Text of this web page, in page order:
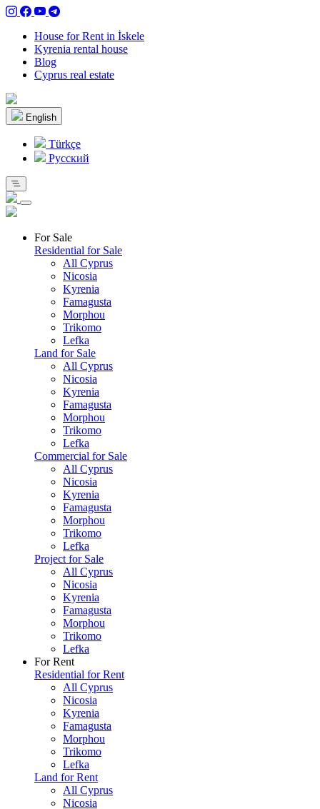
House for Rent in İskele
Kyrenia rental house
Blog
Cyprus real estate
English
Türkçe
Pусский
For Sale
Residential for Sale
All Cyprus
Nicosia
Kyrenia
Famagusta
Morphou
Trikomo
Lefka
Land for Sale
All Cyprus
Nicosia
Kyrenia
Famagusta
Morphou
Trikomo
Lefka
Commercial for Sale
All Cyprus
Nicosia
Kyrenia
Famagusta
Morphou
Trikomo
Lefka
Project for Sale
All Cyprus
Nicosia
Kyrenia
Famagusta
Morphou
Trikomo
Lefka
For Rent
Residential for Rent
All Cyprus
Nicosia
Kyrenia
Famagusta
Morphou
Trikomo
Lefka
Land for Rent
All Cyprus
Nicosia